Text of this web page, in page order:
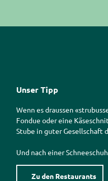
Unser Tipp
Wenn es draussen
Fondue oder eine
Stube in guter Gesellschaft
Und nach einer
Zu den Restaurants